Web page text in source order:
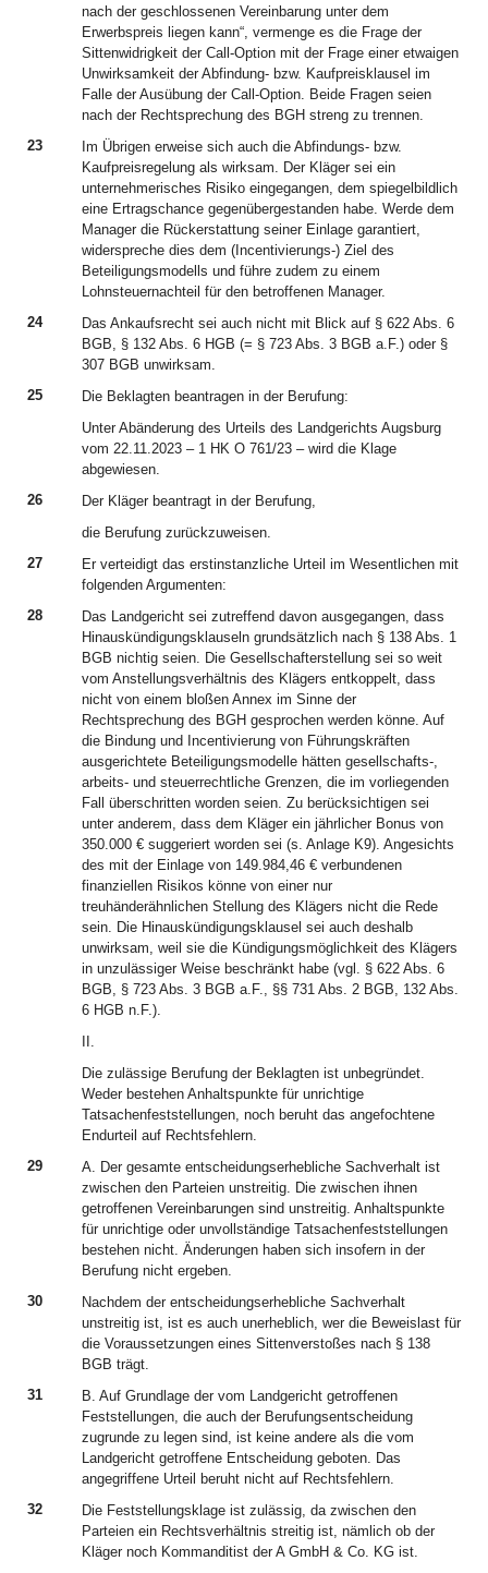
nach der geschlossenen Vereinbarung unter dem
Erwerbspreis liegen kann“, vermenge es die Frage der
Sittenwidrigkeit der Call-Option mit der Frage einer etwaigen
Unwirksamkeit der Abfindung- bzw. Kaufpreisklausel im
Falle der Ausübung der Call-Option. Beide Fragen seien
nach der Rechtsprechung des BGH streng zu trennen.
23
Im Übrigen erweise sich auch die Abfindungs- bzw.
Kaufpreisregelung als wirksam. Der Kläger sei ein
unternehmerisches Risiko eingegangen, dem spiegelbildlich
eine Ertragschance gegenübergestanden habe. Werde dem
Manager die Rückerstattung seiner Einlage garantiert,
widerspreche dies dem (Incentivierungs-) Ziel des
Beteiligungsmodells und führe zudem zu einem
Lohnsteuernachteil für den betroffenen Manager.
24
Das Ankaufsrecht sei auch nicht mit Blick auf § 622 Abs. 6
BGB, § 132 Abs. 6 HGB (= § 723 Abs. 3 BGB a.F.) oder §
307 BGB unwirksam.
25
Die Beklagten beantragen in der Berufung:
Unter Abänderung des Urteils des Landgerichts Augsburg
vom 22.11.2023 – 1 HK O 761/23 – wird die Klage
abgewiesen.
26
Der Kläger beantragt in der Berufung,
die Berufung zurückzuweisen.
27
Er verteidigt das erstinstanzliche Urteil im Wesentlichen mit
folgenden Argumenten:
28
Das Landgericht sei zutreffend davon ausgegangen, dass
Hinauskündigungsklauseln grundsätzlich nach § 138 Abs. 1
BGB nichtig seien. Die Gesellschafterstellung sei so weit
vom Anstellungsverhältnis des Klägers entkoppelt, dass
nicht von einem bloßen Annex im Sinne der
Rechtsprechung des BGH gesprochen werden könne. Auf
die Bindung und Incentivierung von Führungskräften
ausgerichtete Beteiligungsmodelle hätten gesellschafts-,
arbeits- und steuerrechtliche Grenzen, die im vorliegenden
Fall überschritten worden seien. Zu berücksichtigen sei
unter anderem, dass dem Kläger ein jährlicher Bonus von
350.000 € suggeriert worden sei (s. Anlage K9). Angesichts
des mit der Einlage von 149.984,46 € verbundenen
finanziellen Risikos könne von einer nur
treuhänderähnlichen Stellung des Klägers nicht die Rede
sein. Die Hinauskündigungsklausel sei auch deshalb
unwirksam, weil sie die Kündigungsmöglichkeit des Klägers
in unzulässiger Weise beschränkt habe (vgl. § 622 Abs. 6
BGB, § 723 Abs. 3 BGB a.F., §§ 731 Abs. 2 BGB, 132 Abs.
6 HGB n.F.).
II.
Die zulässige Berufung der Beklagten ist unbegründet.
Weder bestehen Anhaltspunkte für unrichtige
Tatsachenfeststellungen, noch beruht das angefochtene
Endurteil auf Rechtsfehlern.
29
A. Der gesamte entscheidungserhebliche Sachverhalt ist
zwischen den Parteien unstreitig. Die zwischen ihnen
getroffenen Vereinbarungen sind unstreitig. Anhaltspunkte
für unrichtige oder unvollständige Tatsachenfeststellungen
bestehen nicht. Änderungen haben sich insofern in der
Berufung nicht ergeben.
30
Nachdem der entscheidungserhebliche Sachverhalt
unstreitig ist, ist es auch unerheblich, wer die Beweislast für
die Voraussetzungen eines Sittenverstoßes nach § 138
BGB trägt.
31
B. Auf Grundlage der vom Landgericht getroffenen
Feststellungen, die auch der Berufungsentscheidung
zugrunde zu legen sind, ist keine andere als die vom
Landgericht getroffene Entscheidung geboten. Das
angegriffene Urteil beruht nicht auf Rechtsfehlern.
32
Die Feststellungsklage ist zulässig, da zwischen den
Parteien ein Rechtsverhältnis streitig ist, nämlich ob der
Kläger noch Kommanditist der A GmbH & Co. KG ist.